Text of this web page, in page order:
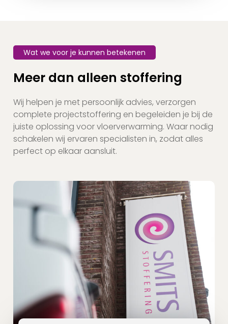
Wat we voor je kunnen betekenen
Meer dan alleen stoffering
Wij helpen je met persoonlijk advies, verzorgen
complete projectstoffering en begeleiden je bij de
juiste oplossing voor vloerverwarming. Waar nodig
schakelen wij ervaren specialisten in, zodat alles
perfect op elkaar aansluit.